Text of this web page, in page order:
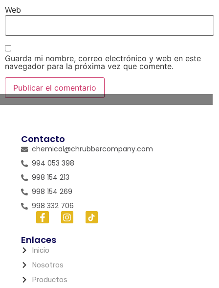
Web
Guarda mi nombre, correo electrónico y web en este
navegador para la próxima vez que comente.
Contacto
chemical@chrubbercompany.com
994 053 398
998 154 213
998 154 269
998 332 706
Enlaces
Inicio
Nosotros
Productos